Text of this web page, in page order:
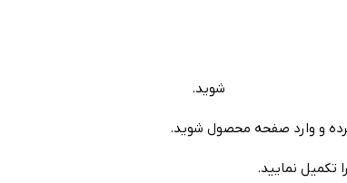
شوید.
و وارد صفحه محصول شوید.
نمایید.